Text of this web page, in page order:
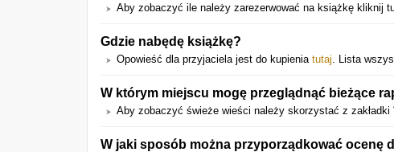
Aby zobaczyć ile należy zarezerwować na książkę kliknij
Gdzie nabędę książkę?
Opowieść dla przyjaciela jest do kupienia tutaj. Lista
W którym miejscu mogę przeglądnąć bieżące
Aby zobaczyć świeże wieści należy skorzystać z zakładki
W jaki sposób można przyporządkować ocenę